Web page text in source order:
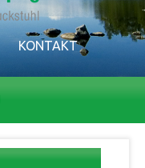
KONTAKT